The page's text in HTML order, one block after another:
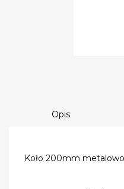
Opis
Koło 200mm